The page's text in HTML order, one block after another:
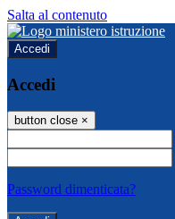
Salta al contenuto
Accedi
Accedi
button close ×
Password dimenticata?